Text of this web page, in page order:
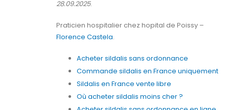
28.09.2025.
Praticien hospitalier chez hopital de Poissy –
Florence Castela.
Acheter sildalis sans ordonnance
Commande sildalis en France uniquement
Sildalis en France vente libre
Où acheter sildalis moins cher ?